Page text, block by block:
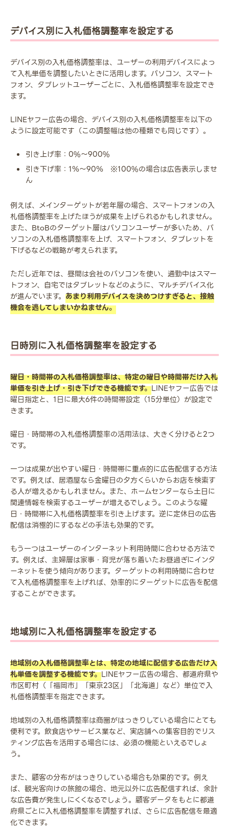
デバイス別に入札価格調整率を設定する
デバイス別の入札価格調整率は、ユーザーの利用デバイスによっ
て入札単価を調整したいときに活用します。パソコン、スマート
フォン、タブレットユーザーごとに、入札価格調整率を設定でき
ます。
LINEヤフー広告の場合、デバイス別の入札価格調整率を以下の
ように設定可能です（この調整幅は他の種類でも同じです）。
引き上げ率：0%～900%
引き下げ率：1％～90％ ※100%の場合は広告表示しませ
ん
例えば、メインターゲットが若年層の場合、スマートフォンの入
札価格調整率を上げたほうが成果を上げられるかもしれません。
また、BtoBのターゲット層はパソコンユーザーが多いため、パ
ソコンの入札価格調整率を上げ、スマートフォン、タブレットを
下げるなどの戦略が考えられます。
ただし近年では、昼間は会社のパソコンを使い、通勤中はスマー
トフォン、自宅ではタブレットなどのように、マルチデバイス化
が進んでいます。 あまり利用デバイスを決めつけすぎると、接触
機会を逃してしまいかねません。
日時別に入札価格調整率を設定する
曜日・時間帯の入札価格調整率は、特定の曜日や時間帯だけ入札
単価を引き上げ・引き下げできる機能です。LINEヤフー広告では
曜日指定と、1日に最大6件の時間帯設定（15分単位）が設定で
きます。
曜日・時間帯の入札価格調整率の活用法は、大きく分けると2つ
です。
一つは成果が出やすい曜日・時間帯に重点的に広告配信する方法
です。例えば、居酒屋なら金曜日の夕方くらいからお店を検索す
る人が増えるかもしれません。また、ホームセンターなら土日に
関連情報を検索するユーザーが増えるでしょう。このような曜
日・時間帯に入札価格調整率を引き上げます。逆に定休日の広告
配信は消極的にするなどの手法も効果的です。
もう一つはユーザーのインターネット利用時間に合わせる方法で
す。例えば、主婦層は家事・育児が落ち着いたお昼過ぎにインタ
ーネットを使う傾向があります。ターゲットの利用時間に合わせ
て入札価格調整率を上げれば、効率的にターゲットに広告を配信
することができます。
地域別に入札価格調整率を設定する
地域別の入札価格調整率とは、特定の地域に配信する広告だけ入
札単価を調整する機能です。LINEヤフー広告の場合、都道府県や
市区町村（「福岡市」「東京23区」「北海道」など）単位で入
札価格調整率を指定できます。
地域別の入札価格調整率は商圏がはっきりしている場合にとても
便利です。飲食店やサービス業など、実店舗への集客目的でリス
ティング広告を活用する場合には、必須の機能といえるでしょ
う。
また、顧客の分布がはっきりしている場合も効果的です。例え
ば、観光客向けの旅館の場合、地元以外に広告配信すれば、余計
な広告費が発生しにくくなるでしょう。顧客データをもとに都道
府県ごとに入札価格調整率を調整すれば、さらに広告配信を最適
化できます。